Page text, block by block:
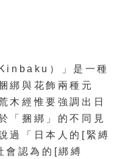
）」是一種
綁與花飾兩種元
木經惟要強調出日
「捆綁」的不同見
過「日本人的[緊縛
會認為的[綁縛